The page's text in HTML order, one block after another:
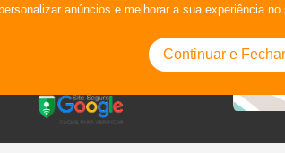
anúncios e melhorar a sua experiência
Continuar e Fechar